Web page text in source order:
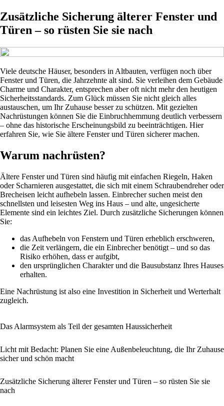
Zusätzliche Sicherung älterer Fenster und
Türen – so rüsten Sie sie nach
Viele deutsche Häuser, besonders in Altbauten, verfügen noch über
Fenster und Türen, die Jahrzehnte alt sind. Sie verleihen dem Gebäude
Charme und Charakter, entsprechen aber oft nicht mehr den heutigen
Sicherheitsstandards. Zum Glück müssen Sie nicht gleich alles
austauschen, um Ihr Zuhause besser zu schützen. Mit gezielten
Nachrüstungen können Sie die Einbruchhemmung deutlich verbessern
– ohne das historische Erscheinungsbild zu beeinträchtigen. Hier
erfahren Sie, wie Sie ältere Fenster und Türen sicherer machen.
Warum nachrüsten?
Ältere Fenster und Türen sind häufig mit einfachen Riegeln, Haken
oder Scharnieren ausgestattet, die sich mit einem Schraubendreher oder
Brecheisen leicht aufhebeln lassen. Einbrecher suchen meist den
schnellsten und leisesten Weg ins Haus – und alte, ungesicherte
Elemente sind ein leichtes Ziel. Durch zusätzliche Sicherungen können
Sie:
das Aufhebeln von Fenstern und Türen erheblich erschweren,
die Zeit verlängern, die ein Einbrecher benötigt – und so das
Risiko erhöhen, dass er aufgibt,
den ursprünglichen Charakter und die Bausubstanz Ihres Hauses
erhalten.
Eine Nachrüstung ist also eine Investition in Sicherheit und Werterhalt
zugleich.
Das Alarmsystem als Teil der gesamten Haussicherheit
Licht mit Bedacht: Planen Sie eine Außenbeleuchtung, die Ihr Zuhause
sicher und schön macht
Zusätzliche Sicherung älterer Fenster und Türen – so rüsten Sie sie
nach